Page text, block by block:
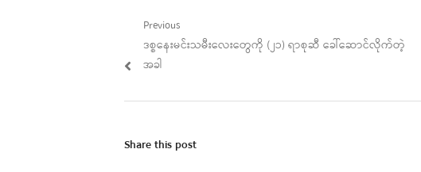
Post
navigation
Previous
Previous
post:
ဒစ္စနေးမင်းသမီးလေးတွေကို (၂၁) ရာစုဆီ ခေါ်ဆောင်လိုက်တဲ့
အခါ
Share this post